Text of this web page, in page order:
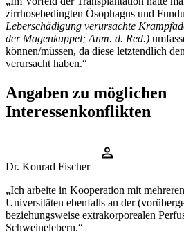
zirrhosebedingten Ösophagus und
Leberschädigung verursachte
der Magenkuppel; Anm. d. Red.)
können/müssen, da diese letztendlich
verursacht haben.“
Angaben zu möglichen
Interessenkonflikten
Dr. Konrad Fischer
„Ich arbeite in Kooperation mit
Universitäten ebenfalls an der
beziehungsweise extrakorporealen
Schweinelebern.“